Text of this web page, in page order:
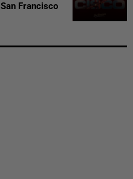
San Francisco